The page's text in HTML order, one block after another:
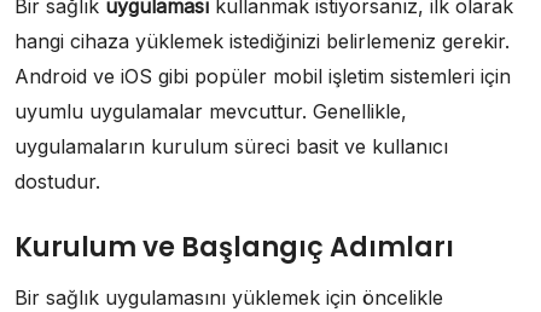
Bir sağlık uygulaması kullanmak istiyorsanız, ilk olarak
hangi cihaza yüklemek istediğinizi belirlemeniz gerekir.
Android ve iOS gibi popüler mobil işletim sistemleri için
uyumlu uygulamalar mevcuttur. Genellikle,
uygulamaların kurulum süreci basit ve kullanıcı
dostudur.
Kurulum ve Başlangıç Adımları
Bir sağlık uygulamasını yüklemek için öncelikle